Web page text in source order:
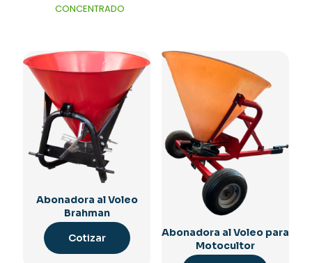
CONCENTRADO
Abonadora al Voleo
Brahman
Cotizar
Abonadora al Voleo para
Motocultor